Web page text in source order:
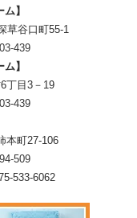
】
草谷口町55-1
439
】
丁目3－19
439
本町27-106
509
533-6062